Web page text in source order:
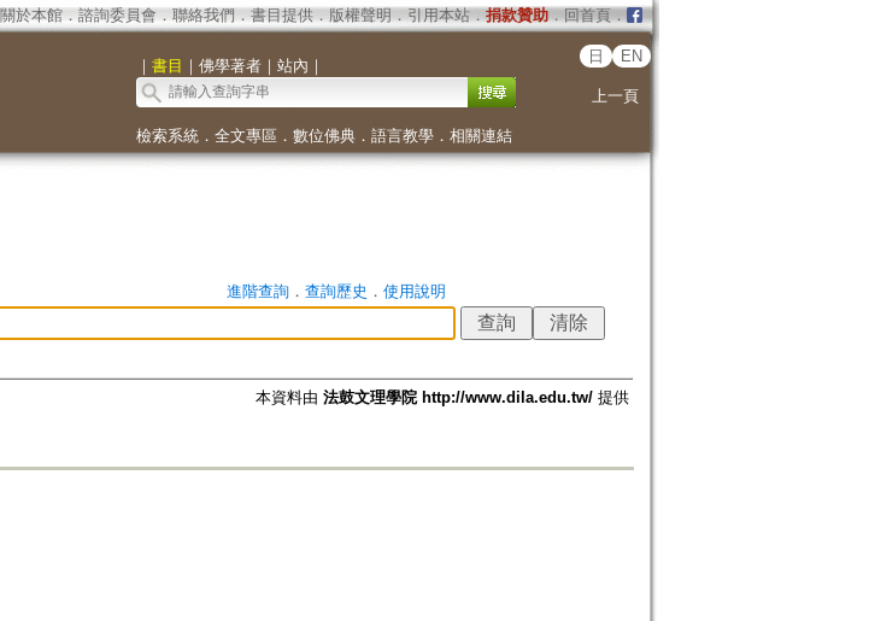
關於本館． 諮詢委員會． 聯絡我們 ． 書目提供． 版權聲明 ． 引用本站． 捐款贊助．回首頁．
｜ 書目 ｜ 佛學著者｜ 站內 ｜
日 EN
上一頁
檢索系統． 全文專區 ． 數位佛典． 語言教學． 相關連結
進階查詢． 查詢歷史 ． 使用說明
本資料由 法鼓文理學院 http://www.dila.edu.tw/提供